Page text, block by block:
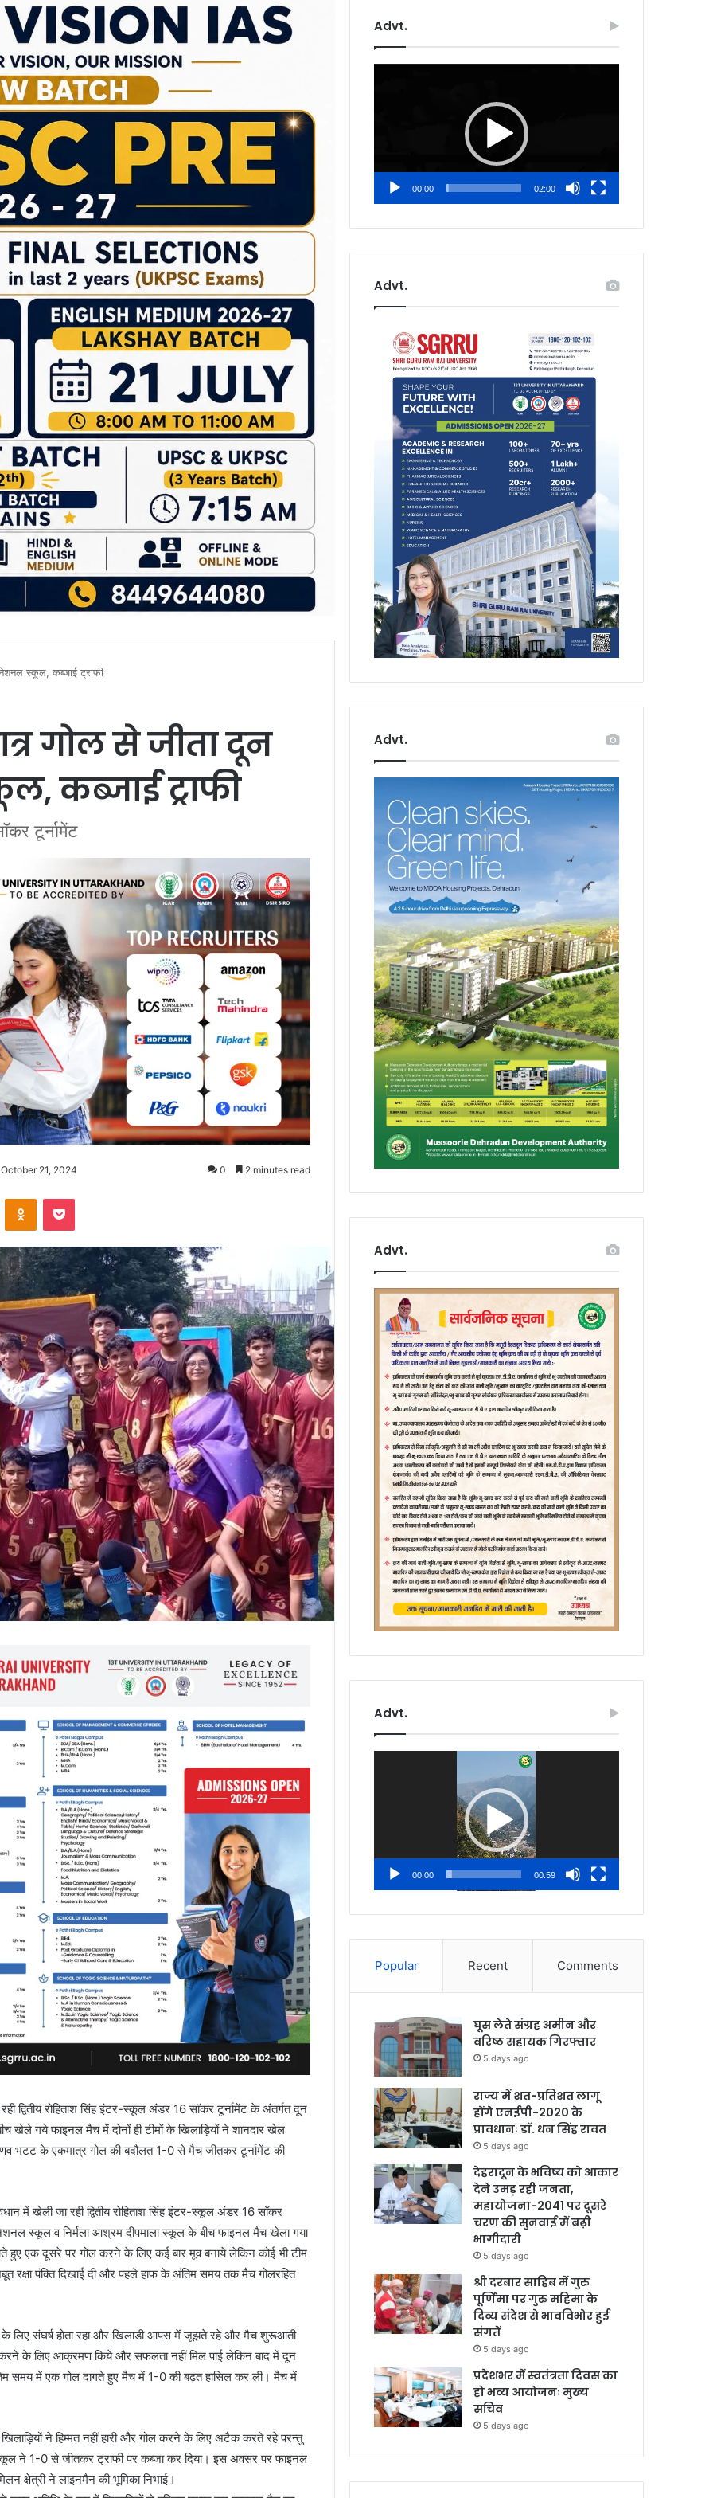
स्कूल, कब्जाई ट्राफी
गोल से जीता दून
कब्जाई ट्राफी
टूर्नामेंट
21, 2024 0 2 minutes read
द्वितीय रोहिताश सिंह इंटर-स्कूल अंडर 16 सॉकर टूर्नामेंट के अंतर्गत दून
खेले गये फाइनल मैच में दोनों ही टीमों के खिलाड़ियों ने शानदार खेल
के एकमात्र गोल की बदौलत 1-0 से मैच जीतकर टूर्नामेंट की
में खेली जा रही द्वितीय रोहिताश सिंह इंटर-स्कूल अंडर 16 सॉकर
स्कूल व निर्मला आश्रम दीपमाला स्कूल के बीच फाइनल मैच खेला गया
हुए एक दूसरे पर गोल करने के लिए कई बार मूव बनाये लेकिन कोई भी टीम
रक्षा पंक्ति दिखाई दी और पहले हाफ के अंतिम समय तक मैच गोलरहित
लिए संघर्ष होता रहा और खिलाडी आपस में जूझते रहे और मैच शुरूआती
करने के लिए आक्रमण किये और सफलता नहीं मिल पाई लेकिन बाद में दून
समय में एक गोल दागते हुए मैच में 1-0 की बढ़त हासिल कर ली। मैच में
ने हिम्मत नहीं हारी और गोल करने के लिए अटैक करते रहे परन्तु
ने 1-0 से जीतकर ट्राफी पर कब्जा कर दिया। इस अवसर पर फाइनल
क्षेत्री ने लाइनमैन की भूमिका निभाई।
Advt.
00:00 02:00
Advt.
Advt.
Advt.
Advt.
00:00 00:59
Popular Recent Comments
घूस लेते संग्रह अमीन और
वरिष्ठ सहायक गिरफ्तार
5 days ago
राज्य में शत-प्रतिशत लागू
होंगे एनईपी-2020 के
प्रावधानः डाॅ. धन सिंह रावत
5 days ago
देहरादून के भविष्य को आकार
देने उमड़ रही जनता,
महायोजना-2041 पर दूसरे
चरण की सुनवाई में बढ़ी
भागीदारी
5 days ago
श्री दरबार साहिब में गुरु
पूर्णिमा पर गुरु महिमा के
दिव्य संदेश से भावविभोर हुई
संगतें
5 days ago
प्रदेशभर में स्वतंत्रता दिवस का
हो भव्य आयोजनः मुख्य
सचिव
5 days ago